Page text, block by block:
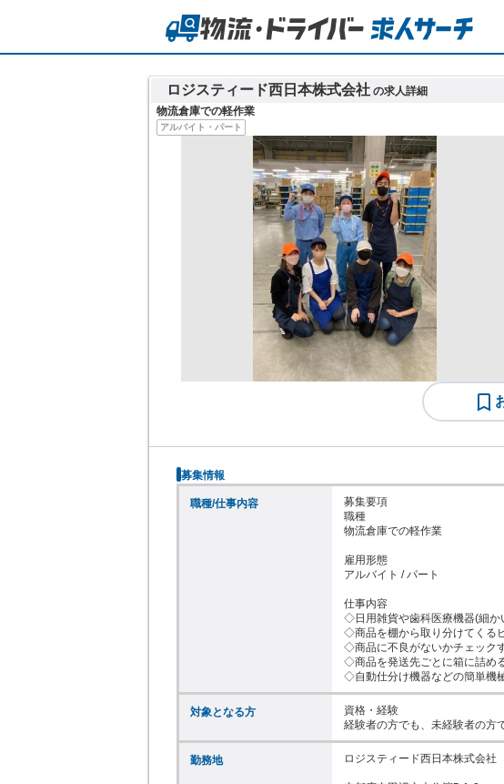
ロジスティード西日本株式会社 の求人詳細
物流倉庫での軽作業
アルバイト・パート
募集情報
職種/仕事内容
募集要項
職種
物流倉庫での軽作業
雇用形態
アルバイト / パート
仕事内容
◇日用雑貨や歯科医療機器(細か
◇商品を棚から取り分けてくる
◇商品に不良がないかチェック
◇商品を発送先ごとに箱に詰め
◇自動仕分け機器などの簡単機
対象となる方
資格・経験
経験者の方でも、未経験者の方
勤務地 ロジスティード西日本株式会社